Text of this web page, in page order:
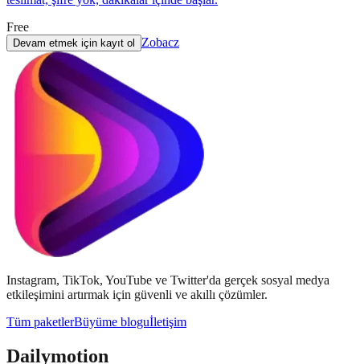
Free
Devam etmek için kayıt ol Zobacz
Instagram, TikTok, YouTube ve Twitter'da gerçek sosyal medya
etkileşimini artırmak için güvenli ve akıllı çözümler.
Tüm paketlerBüyüme bloguİletişim
Dailymotion